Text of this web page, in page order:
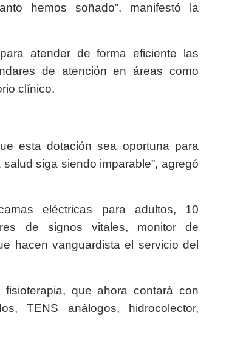
hemos soñado”, manifestó la
atender de forma eficiente las
de atención en áreas como
clínico.
esta dotación sea oportuna para
siga siendo imparable”, agregó
eléctricas para adultos, 10
de signos vitales, monitor de
hacen vanguardista el servicio del
que ahora contará con
TENS análogos, hidrocolector,